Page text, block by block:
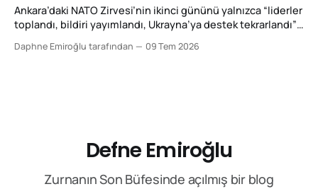
Ankara’daki NATO Zirvesi’nin ikinci gününü yalnızca “liderler
toplandı, bildiri yayımlandı, Ukrayna’ya destek tekrarlandı”
Çünkü 8 Temmuz 2026’da Ankara’da ilginç bir şey oldu: Aynı
Daphne Emiroğlu tarafından 09 Tem 2026
Defne Emiroğlu
Zurnanın Son Büfesinde açılmış bir blog